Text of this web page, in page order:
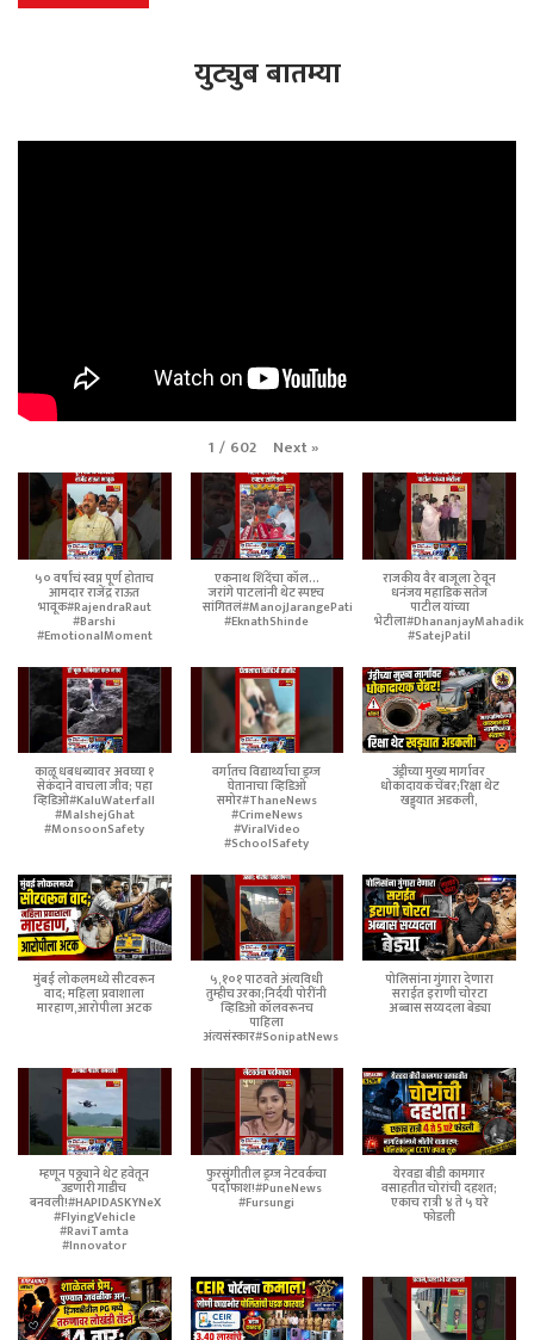
युट्युब बातम्या
1 / 602 Next»
५० वर्षांचं स्वप्न पूर्ण होताच
आमदार राजेंद्र राऊत
भावूक#RajendraRaut
#Barshi
#EmotionalMoment
एकनाथ शिंदेंचा कॉल...
जरांगे पाटलांनी थेट स्पष्टच
सांगितलं#ManojJarangePatil
#EknathShinde
राजकीय वैर बाजूला ठेवून
धनंजय महाडिक सतेज
पाटील यांच्या
भेटीला#DhananjayMahadik
#SatejPatil
काळू धबधब्यावर अवघ्या १
सेकंदाने वाचला जीव; पहा
व्हिडिओ#KaluWaterfall
#MalshejGhat
#MonsoonSafety
वर्गातच विद्यार्थ्याचा ड्रग्ज
घेतानाचा व्हिडिओ
समोर#ThaneNews
#CrimeNews
#ViralVideo
#SchoolSafety
उंड्रीच्या मुख्य मार्गावर
धोकादायक चेंबर;रिक्षा थेट
खड्ड्यात अडकली,
मुंबई लोकलमध्ये सीटवरून
वाद; महिला प्रवाशाला
मारहाण,आरोपीला अटक
५,१०१ पाठवते अंत्यविधी
तुम्हीच उरका;निर्दयी पोरींनी
व्हिडिओ कॉलवरूनच
पाहिला
अंत्यसंस्कार#SonipatNews
पोलिसांना गुंगारा देणारा
सराईत इराणी चोरटा
अब्बास सय्यदला बेड्या
म्हणून पठ्ठ्याने थेट हवेतून
उडणारी गाडीच
बनवली!#HAPIDASKYNeX
#FlyingVehicle
#RaviTamta
#Innovator
फुरसुंगीतील ड्रग्ज नेटवर्कचा
पर्दाफाश!#PuneNews
#Fursungi
येरवडा बीडी कामगार
वसाहतीत चोरांची दहशत;
एकाच रात्री ४ ते ५ घरे
फोडली